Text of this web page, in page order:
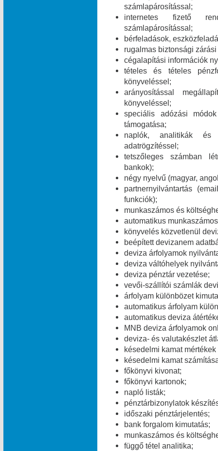
számlapárosítással;
internetes fizető
számlapárosítással;
bérfeladások,
rugalmas biztonsági
cégalapítási információk
tételes és tételes
könyveléssel;
arányosítással
könyveléssel;
speciális adózási
támogatása;
naplók, analitikák és
adatrögzítéssel;
tetszőleges számban
bankok);
négy nyelvű (magyar,
partnernyilvántartás
funkciók);
munkaszámos és
automatikus
könyvelés közvetlenül
beépített devizanem
deviza árfolyamok
deviza váltóhelyek
deviza pénztár vezetése;
vevői-szállítói számlák
árfolyam különbözet
automatikus árfolyam
automatikus deviza
MNB deviza árfolyamok
deviza- és valutakészlet
késedelmi kamat
késedelmi kamat
főkönyvi kivonat;
főkönyvi kartonok;
napló listák;
pénztárbizonylatok
időszaki pénztárjelentés;
bank forgalom kimutatás;
munkaszámos és
függő tétel analitika;